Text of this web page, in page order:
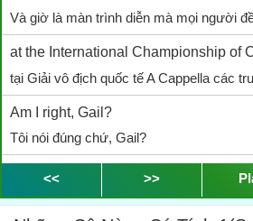
Và giờ là màn trình diễn mà mọi người
at the International Championship of
tại Giải vô địch quốc tế A Cappella các
Am I right, Gail?
Tôi nói đúng chứ, Gail?
John, you're so right, everything else
John, anh nói đúng, còn lại mọi thứ khác
<< >>